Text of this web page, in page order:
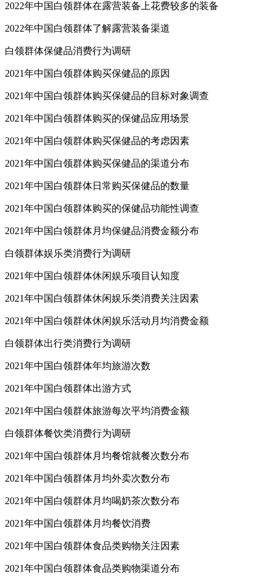
2022年中国白领群体在露营装备上花费较多的装备
2022年中国白领群体了解露营装备渠道
白领群体保健品消费行为调研
2021年中国白领群体购买保健品的原因
2021年中国白领群体购买保健品的目标对象调查
2021年中国白领群体购买的保健品应用场景
2021年中国白领群体购买保健品的考虑因素
2021年中国白领群体购买保健品的渠道分布
2021年中国白领群体日常购买保健品的数量
2021年中国白领群体购买的保健品功能性调查
2021年中国白领群体月均保健品消费金额分布
白领群体娱乐类消费行为调研
2021年中国白领群体休闲娱乐项目认知度
2021年中国白领群体休闲娱乐类消费关注因素
2021年中国白领群体休闲娱乐活动月均消费金额
白领群体出行类消费行为调研
2021年中国白领群体年均旅游次数
2021年中国白领群体出游方式
2021年中国白领群体旅游每次平均消费金额
白领群体餐饮类消费行为调研
2021年中国白领群体月均餐馆就餐次数分布
2021年中国白领群体月均外卖次数分布
2021年中国白领群体月均喝奶茶次数分布
2021年中国白领群体月均餐饮消费
2021年中国白领群体食品类购物关注因素
2021年中国白领群体食品类购物渠道分布